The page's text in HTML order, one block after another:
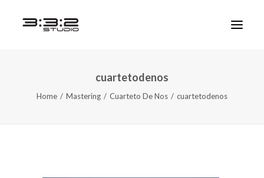
cuartetodenos
Home Mastering Cuarteto De Nos cuartetodenos